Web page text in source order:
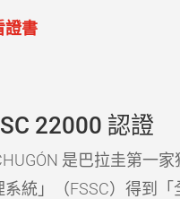
證書
22000 認證
是巴拉圭第一
系統」（FSSC）得到